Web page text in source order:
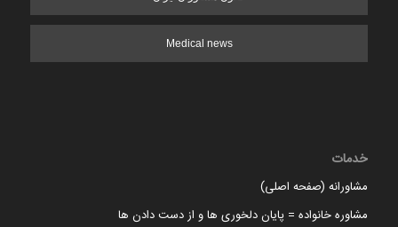
Medical news
خدمات
مشاورانه (صفحه اصلی)
مشاوره خانواده = پایان دلخوری ها و از دست دادن ها